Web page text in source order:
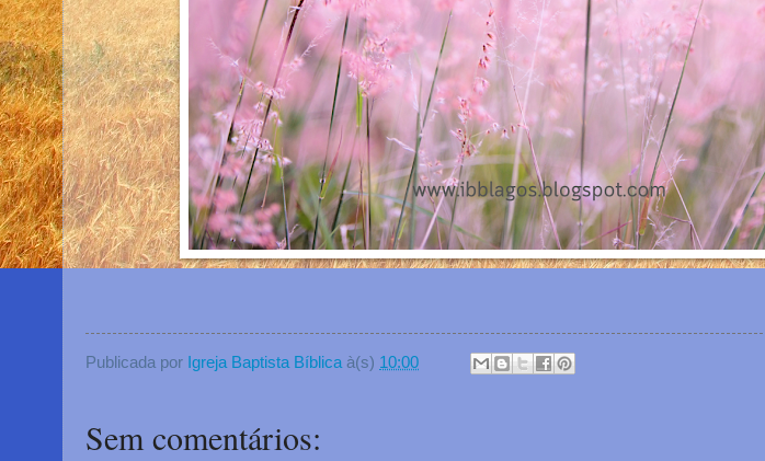
Publicada por Igreja Baptista Bíblica à(s) 10:00
Sem comentários: